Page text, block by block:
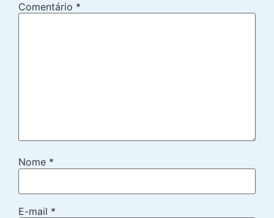
Comentário *
Nome *
E-mail *